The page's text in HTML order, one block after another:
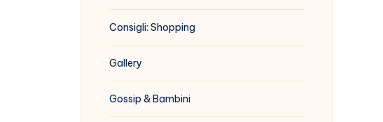
Consigli: Shopping
Gallery
Gossip & Bambini